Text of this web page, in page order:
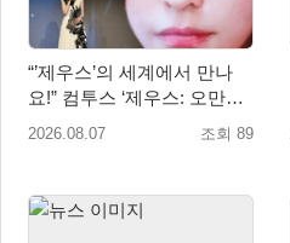
“’제우스’의 세계에서 만나
요!” 컴투스 ‘제우스: 오만의
신’ 쇼케이스 찾은 배우 박지
2026.08.07 조회 89